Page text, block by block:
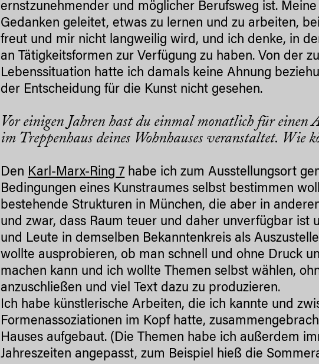
ernstzunehmender und möglicher Berufsweg ist.
Gedanken geleitet, etwas zu lernen und zu arbeiten,
freut und mir nicht langweilig wird, und ich denke, in
an Tätigkeitsformen zur Verfügung zu haben. Von der
Lebenssituation hatte ich damals keine Ahnung
der Entscheidung für die Kunst nicht gesehen.
Vor einigen Jahrenhast du einmal monatlich für einen
im Treppenhaus deines Wohnhauses veranstaltet. Wie
Den Karl-Marx-Ring 7 habe ich zum Ausstellungsort
Bedingungen eines Kunstraumes selbst bestimmen
bestehende Strukturen in München, die aber in
und zwar, dass Raum teuer und daher unverfügbar ist
und Leute in demselben Bekanntenkreis als
wollte ausprobieren, ob man schnell und ohne Druck
machen kann und ich wollte Themen selbst wählen,
anzuschließen und viel Text dazu zu produzieren.
Ich habe künstlerische Arbeiten, die ich kannte und
Formenassoziationen im Kopf hatte,
Hauses aufgebaut. (Die Themen habe ich außerdem
Jahreszeiten angepasst, zum Beispiel hieß die